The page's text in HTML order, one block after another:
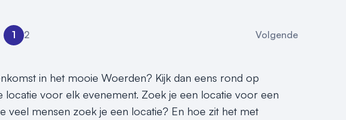
1 2 Volgende
in het mooie Woerden? Kijk dan eens rond op
voor elk evenement. Zoek je een locatie voor een
veel mensen zoek je een locatie? En hoe zit het met